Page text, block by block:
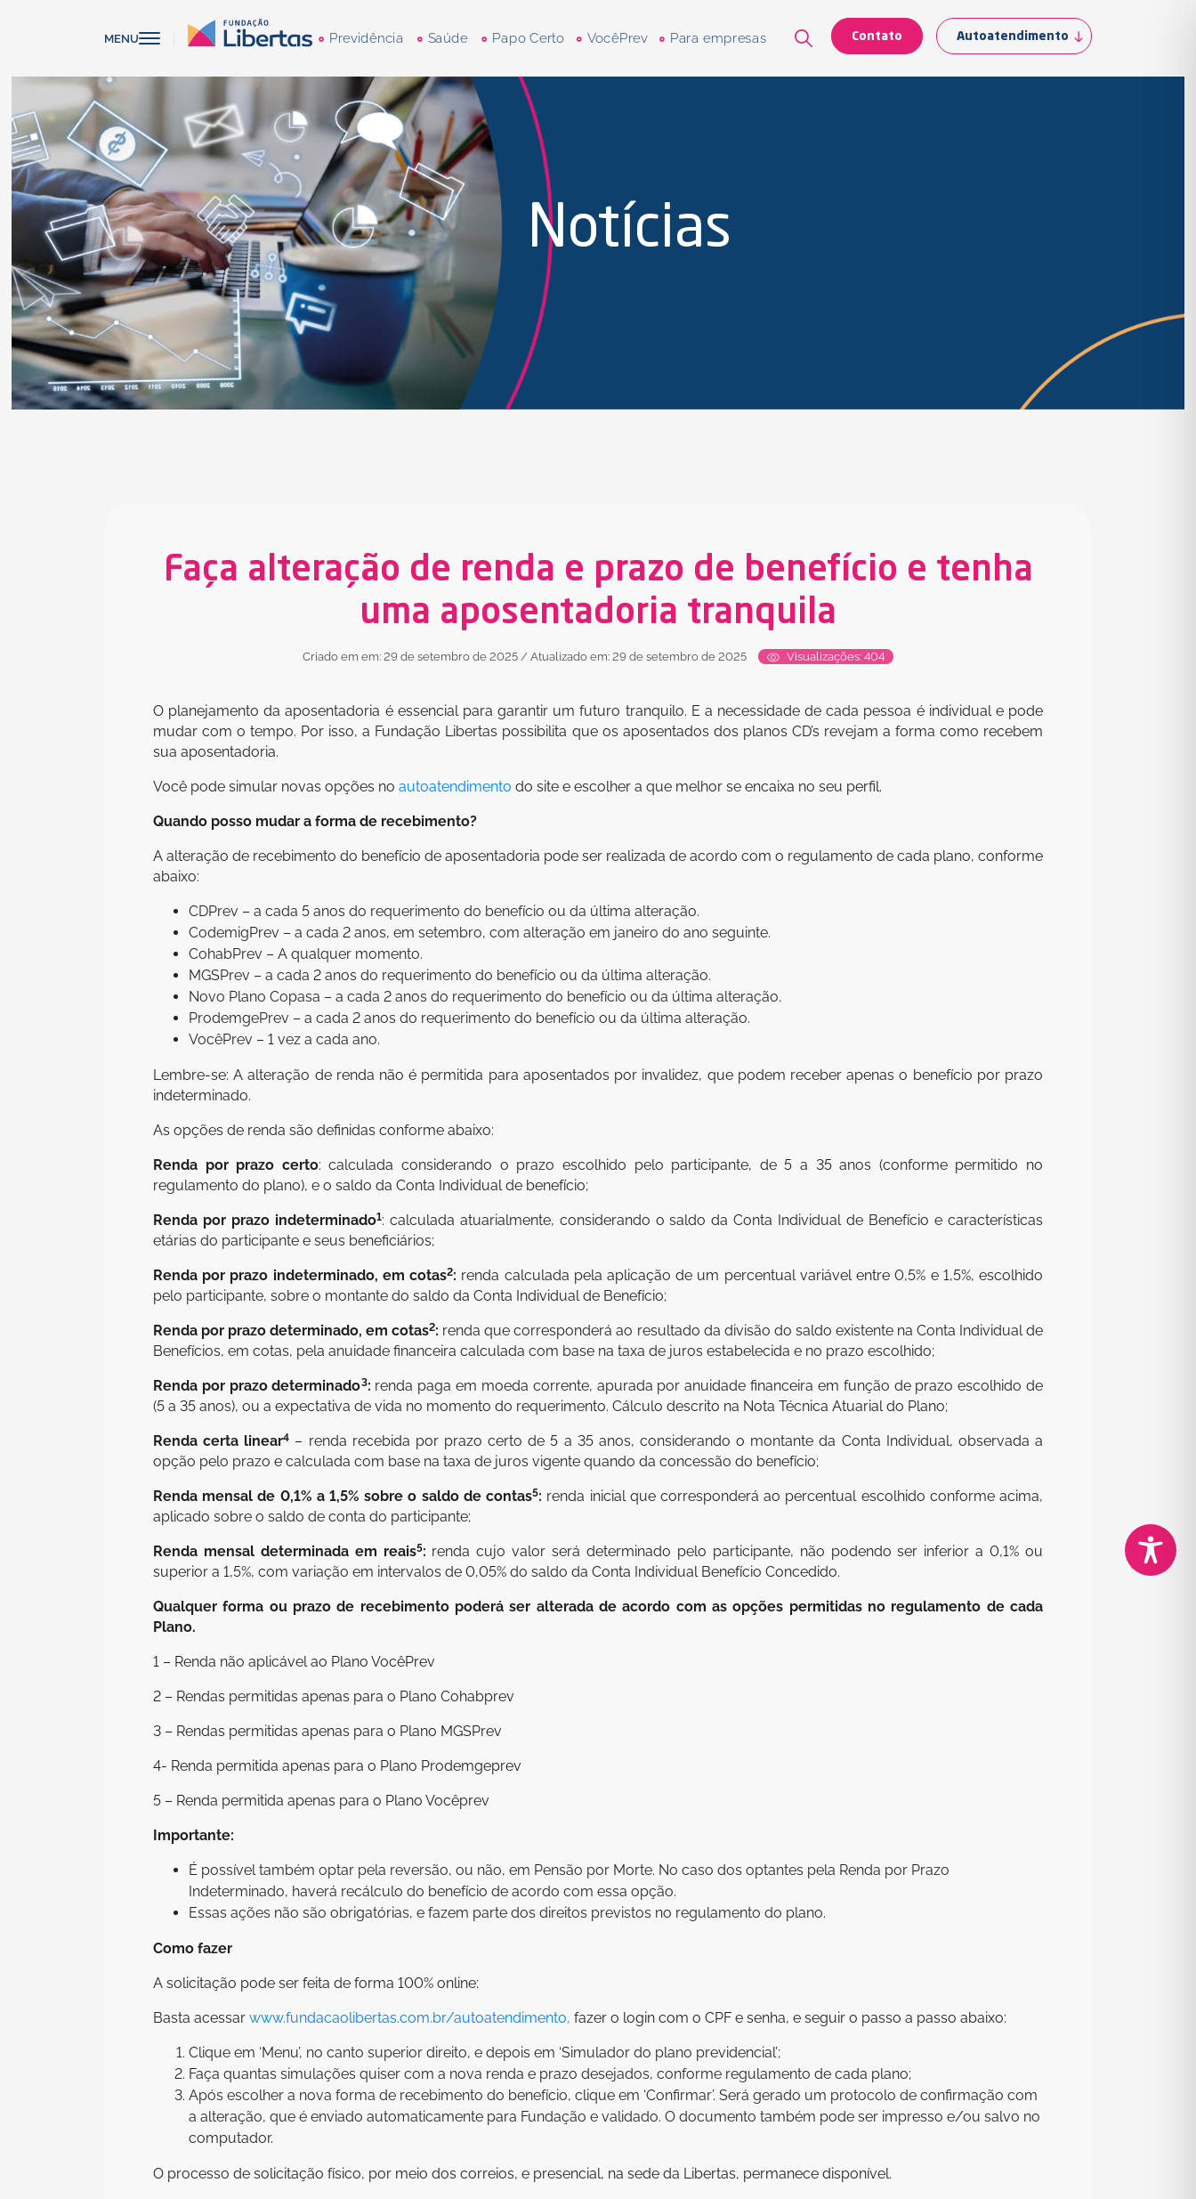
MENU Previdência Saúde Papo Certo VocêPrev Para empresas Contato Autoatendimento
Notícias
Faça alteração de renda e prazo de benefício e tenha
uma aposentadoria tranquila
Criado em em: 29 de setembro de 2025 / Atualizado em: 29 de setembro de 2025 Visualizações: 404
O planejamento da aposentadoria é essencial para garantir um futuro tranquilo. E a necessidade de cada pessoa é individual e pode
mudar com o tempo. Por isso, a Fundação Libertas possibilita que os aposentados dos planos CD’s revejam a forma como recebem
sua aposentadoria.
Você pode simular novas opções no autoatendimento do site e escolher a que melhor se encaixa no seu perfil.
Quando posso mudar a forma de recebimento?
A alteração de recebimento do benefício de aposentadoria pode ser realizada de acordo com o regulamento de cada plano, conforme
abaixo:
CDPrev – a cada 5 anos do requerimento do benefício ou da última alteração.
CodemigPrev – a cada 2 anos, em setembro, com alteração em janeiro do ano seguinte.
CohabPrev – A qualquer momento.
MGSPrev – a cada 2 anos do requerimento do benefício ou da última alteração.
Novo Plano Copasa – a cada 2 anos do requerimento do benefício ou da última alteração.
ProdemgePrev – a cada 2 anos do requerimento do benefício ou da última alteração.
VocêPrev – 1 vez a cada ano.
Lembre-se: A alteração de renda não é permitida para aposentados por invalidez, que podem receber apenas o benefício por prazo
indeterminado.
As opções de renda são definidas conforme abaixo:
Renda por prazo certo: calculada considerando o prazo escolhido pelo participante, de 5 a 35 anos (conforme permitido no
regulamento do plano), e o saldo da Conta Individual de benefício;
Renda por prazo indeterminado1: calculada atuarialmente, considerando o saldo da Conta Individual de Benefício e características
etárias do participante e seus beneficiários;
Renda por prazo indeterminado, em cotas2: renda calculada pela aplicação de um percentual variável entre 0,5% e 1,5%, escolhido
pelo participante, sobre o montante do saldo da Conta Individual de Benefício;
Renda por prazo determinado, em cotas2: renda que corresponderá ao resultado da divisão do saldo existente na Conta Individual de
Benefícios, em cotas, pela anuidade financeira calculada com base na taxa de juros estabelecida e no prazo escolhido;
Renda por prazo determinado3: renda paga em moeda corrente, apurada por anuidade financeira em função de prazo escolhido de
(5 a 35 anos), ou a expectativa de vida no momento do requerimento. Cálculo descrito na Nota Técnica Atuarial do Plano;
Renda certa linear4 – renda recebida por prazo certo de 5 a 35 anos, considerando o montante da Conta Individual, observada a
opção pelo prazo e calculada com base na taxa de juros vigente quando da concessão do benefício;
Renda mensal de 0,1% a 1,5% sobre o saldo de contas5: renda inicial que corresponderá ao percentual escolhido conforme acima,
aplicado sobre o saldo de conta do participante;
Renda mensal determinada em reais5: renda cujo valor será determinado pelo participante, não podendo ser inferior a 0,1% ou
superior a 1,5%, com variação em intervalos de 0,05% do saldo da Conta Individual Benefício Concedido.
Qualquer forma ou prazo de recebimento poderá ser alterada de acordo com as opções permitidas no regulamento de cada
Plano.
1 – Renda não aplicável ao Plano VocêPrev
2 – Rendas permitidas apenas para o Plano Cohabprev
3 – Rendas permitidas apenas para o Plano MGSPrev
4- Renda permitida apenas para o Plano Prodemgeprev
5 – Renda permitida apenas para o Plano Vocêprev
Importante:
É possível também optar pela reversão, ou não, em Pensão por Morte. No caso dos optantes pela Renda por Prazo
Indeterminado, haverá recálculo do benefício de acordo com essa opção.
Essas ações não são obrigatórias, e fazem parte dos direitos previstos no regulamento do plano.
Como fazer
A solicitação pode ser feita de forma 100% online:
Basta acessar www.fundacaolibertas.com.br/autoatendimento, fazer o login com o CPF e senha, e seguir o passo a passo abaixo:
Clique em ‘Menu’, no canto superior direito, e depois em ‘Simulador do plano previdencial’;
Faça quantas simulações quiser com a nova renda e prazo desejados, conforme regulamento de cada plano;
Após escolher a nova forma de recebimento do benefício, clique em ‘Confirmar’. Será gerado um protocolo de confirmação com
a alteração, que é enviado automaticamente para Fundação e validado. O documento também pode ser impresso e/ou salvo no
computador.
O processo de solicitação físico, por meio dos correios, e presencial, na sede da Libertas, permanece disponível.